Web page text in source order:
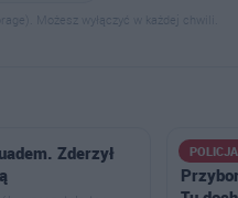
Możesz wyłączyć w każdej chwili.
Zderzył
POLICJA